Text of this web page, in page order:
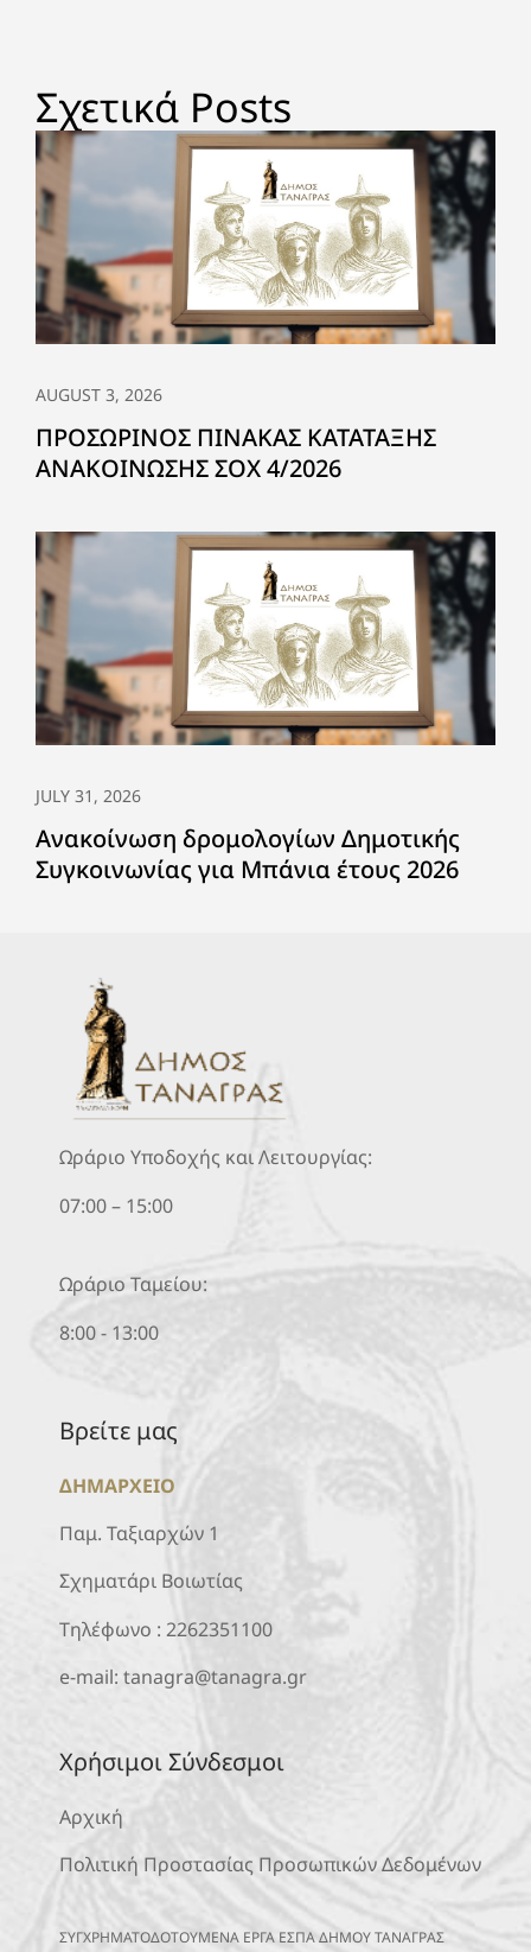
Σχετικά Posts
AUGUST 3, 2026
ΠΡΟΣΩΡΙΝΟΣ ΠΙΝΑΚΑΣ ΚΑΤΑΤΑΞΗΣ
ΑΝΑΚΟΙΝΩΣΗΣ ΣΟΧ 4/2026
JULY 31, 2026
Ανακοίνωση δρομολογίων Δημοτικής
Συγκοινωνίας για Μπάνια έτους 2026
Ωράριο Υποδοχής και Λειτουργίας:
07:00 – 15:00
Ωράριο Ταμείου:
8:00 - 13:00
Βρείτε μας
ΔΗΜΑΡΧΕΙΟ
Παμ. Ταξιαρχών 1
Σχηματάρι Βοιωτίας
Τηλέφωνο : 2262351100
e-mail: tanagra@tanagra.gr
Χρήσιμοι Σύνδεσμοι
Αρχική
Πολιτική Προστασίας Προσωπικών Δεδομένων
ΣΥΓΧΡΗΜΑΤΟΔΟΤΟΥΜΕΝΑ ΕΡΓΑ ΕΣΠΑ ΔΗΜΟΥ ΤΑΝΑΓΡΑΣ